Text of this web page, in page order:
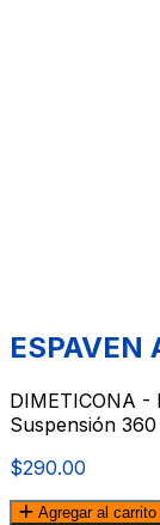
ESPAVEN
DIMETICONA -
Suspensión
$290.00
Agregar al carrito